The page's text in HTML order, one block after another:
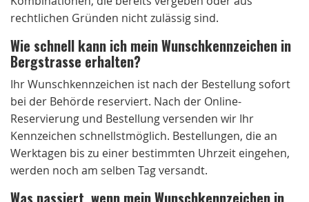
rechtlichen Gründen nicht zulässig sind.
Wie schnell kann ich mein Wunschkennzeichen in
Bergstrasse erhalten?
Ihr Wunschkennzeichen ist nach der Bestellung sofort
bei der Behörde reserviert. Nach der Online-
Reservierung und Bestellung versenden wir Ihr
Kennzeichen schnellstmöglich. Bestellungen, die an
Werktagen bis zu einer bestimmten Uhrzeit eingehen,
werden noch am selben Tag versandt.